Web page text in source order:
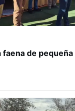
faena de